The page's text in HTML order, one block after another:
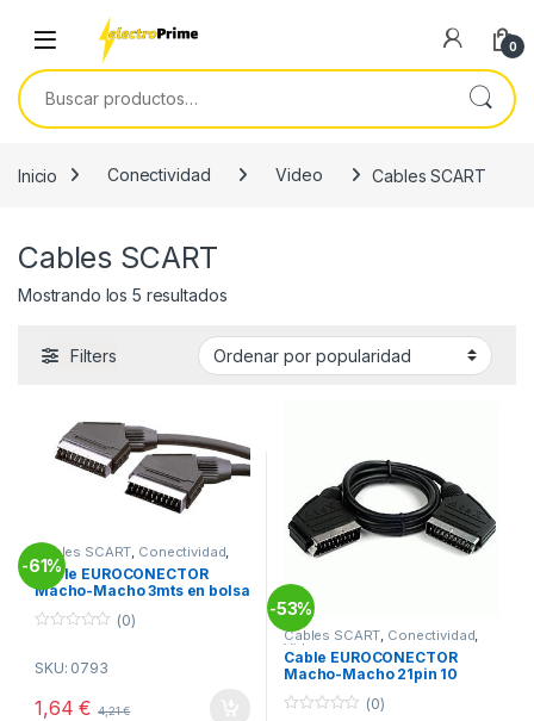
Skip to navigation
Skip to content
0
Buscar por:
Inicio Conectividad Video Cables SCART
Cables SCART
Mostrando los 5 resultadosOrdenado por popularidad
Filters
-61%
Cables SCART Conectividad
Video
Cable EUROCONECTOR
Macho-Macho 3mts en bolsa
u
(0)
SKU: 0793
1,64€ 4,21€
-53%
Cables SCART, Conectividad,
Video
Cable EUROCONECTOR
Macho-Macho 21pin 10
Metros
(0)